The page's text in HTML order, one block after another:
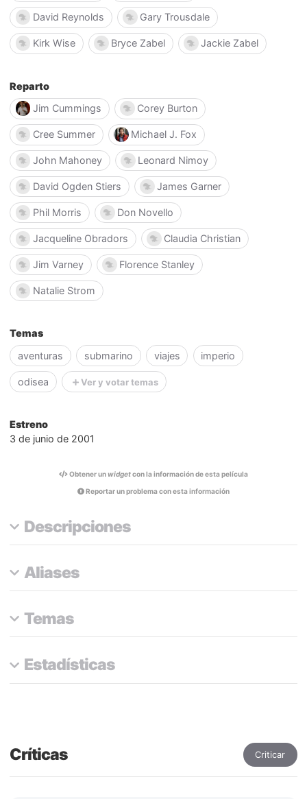
David Reynolds Gary Trousdale
Kirk Wise Bryce Zabel Jackie Zabel
Reparto
Jim Cummings
Corey Burton
Cree Summer Michael J. Fox
John Mahoney Leonard Nimoy
David Ogden Stiers James Garner
Phil Morris Don Novello
Jacqueline Obradors Claudia Christian
Jim Varney Florence Stanley
Natalie Strom
Temas
aventuras
submarino viajes imperio
odisea Ver y votar temas
Estreno
3 de junio de 2001
Obtener unwidgetcon la información de esta película
Reportar un problema con esta información
Descripciones
Aliases
Temas
Estadísticas
Críticas Criticar